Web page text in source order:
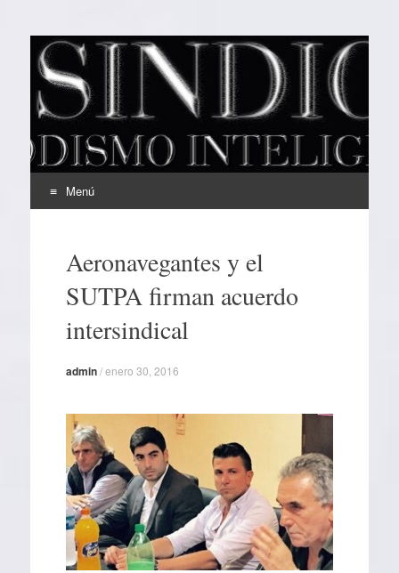
EL SINDICAL
Periodismo Inteligente
Menú
contenidoAeronavegantes y el
SUTPA firman acuerdo
intersindical
admin/enero 30, 2016